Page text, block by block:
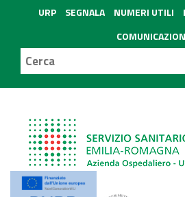
URP SEGNALA NUMERI UTILI